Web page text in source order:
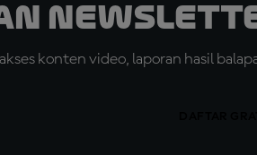
konten video, laporan hasil